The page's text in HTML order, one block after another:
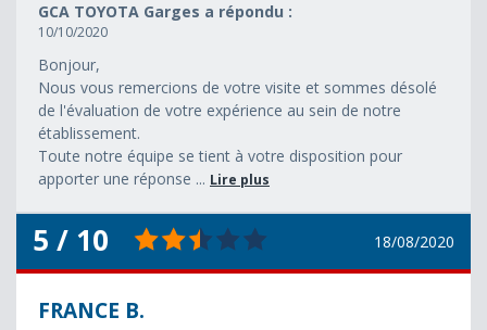
GCA TOYOTA Garges a répondu :
10/10/2020
Bonjour,
Nous vous remercions de votre visite et sommes désolé
de l'évaluation de votre expérience au sein de notre
établissement.
Toute notre équipe se tient à votre disposition pour
apporter une réponse ... Lire plus
5 / 10 18/08/2020
FRANCE B.